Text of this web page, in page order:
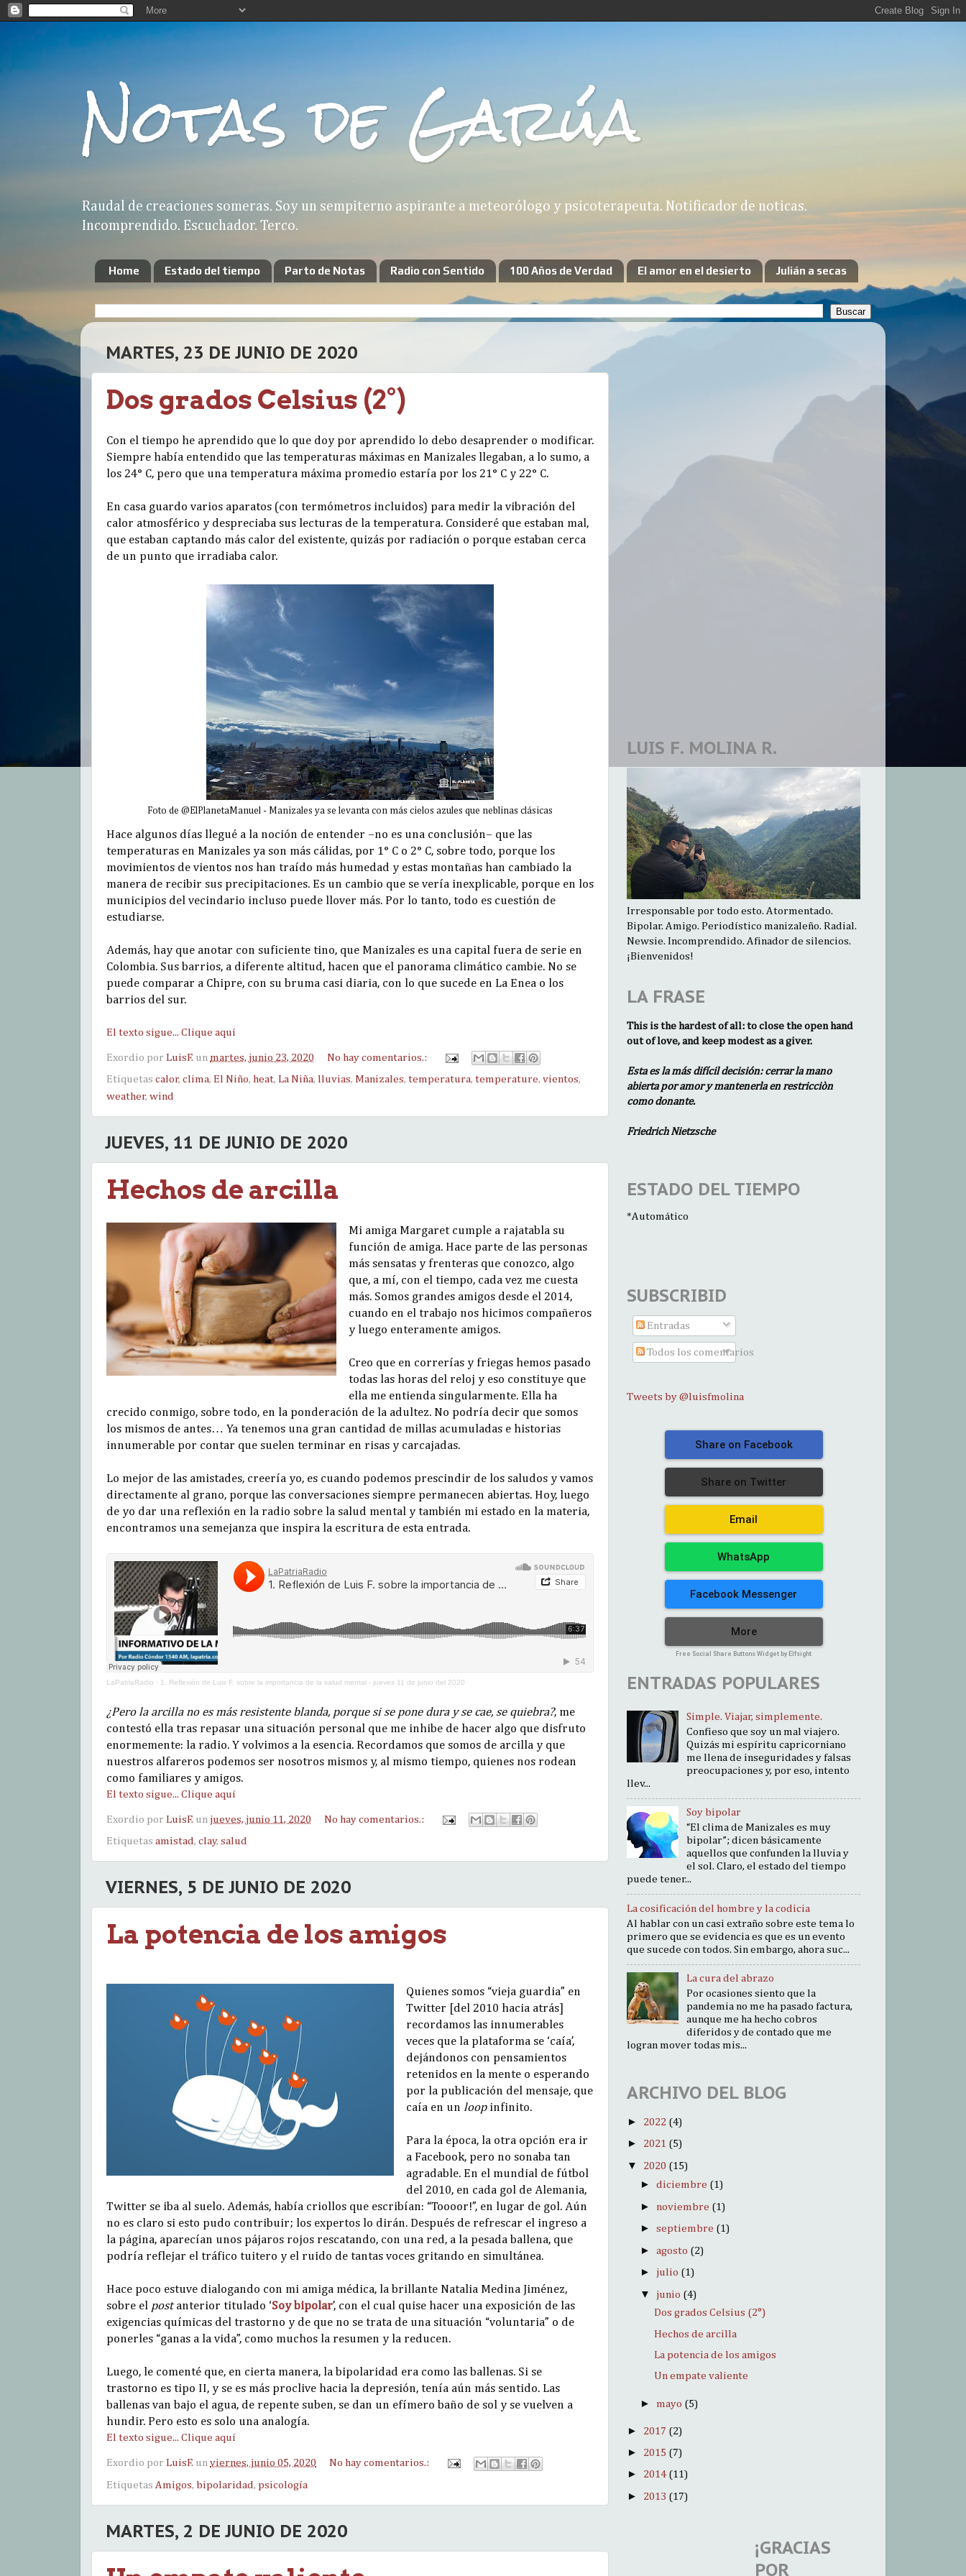
Notas de Garúa
Raudal de creaciones someras. Soy un sempiterno aspirante a meteorólogo y psicoterapeuta. Notificador de noticas.
Incomprendido. Escuchador. Terco.
Home Estado del tiempo Parto de Notas Radio con Sentido 100 Años de Verdad El amor en el desierto Julián a secas
MARTES, 23 DE JUNIO DE 2020
Dos grados Celsius (2°)
Con el tiempo he aprendido que lo que doy por aprendido lo debo desaprender o modificar.
Siempre había entendido que las temperaturas máximas en Manizales llegaban, a lo sumo, a
los 24° C, pero que una temperatura máxima promedio estaría por los 21° C y 22° C.
En casa guardo varios aparatos (con termómetros incluidos) para medir la vibración del
calor atmosférico y despreciaba sus lecturas de la temperatura. Consideré que estaban mal,
que estaban captando más calor del existente, quizás por radiación o porque estaban cerca
de un punto que irradiaba calor.
Foto de @ElPlanetaManuel - Manizales ya se levanta con más cielos azules que neblinas clásicas
Hace algunos días llegué a la noción de entender –no es una conclusión– que las
temperaturas en Manizales ya son más cálidas, por 1° C o 2° C, sobre todo, porque los
movimientos de vientos nos han traído más humedad y estas montañas han cambiado la
manera de recibir sus precipitaciones. Es un cambio que se vería inexplicable, porque en los
municipios del vecindario incluso puede llover más. Por lo tanto, todo es cuestión de
estudiarse.
Además, hay que anotar con suficiente tino, que Manizales es una capital fuera de serie en
Colombia. Sus barrios, a diferente altitud, hacen que el panorama climático cambie. No se
puede comparar a Chipre, con su bruma casi diaria, con lo que sucede en La Enea o los
barrios del sur.
El texto sigue... Clique aquí
Exordio por LuisF. un martes, junio 23, 2020 No hay comentarios.:
Etiquetas calor, clima, El Niño, heat, La Niña, lluvias, Manizales, temperatura, temperature, vientos,
weather, wind
JUEVES, 11 DE JUNIO DE 2020
Hechos de arcilla
Mi amiga Margaret cumple a rajatabla su
función de amiga. Hace parte de las personas
más sensatas y frenteras que conozco, algo
que, a mí, con el tiempo, cada vez me cuesta
más. Somos grandes amigos desde el 2014,
cuando en el trabajo nos hicimos compañeros
y luego enteramente amigos.
Creo que en correrías y friegas hemos pasado
todas las horas del reloj y eso constituye que
ella me entienda singularmente. Ella ha
crecido conmigo, sobre todo, en la ponderación de la adultez. No podría decir que somos
los mismos de antes… Ya tenemos una gran cantidad de millas acumuladas e historias
innumerable por contar que suelen terminar en risas y carcajadas.
Lo mejor de las amistades, creería yo, es cuando podemos prescindir de los saludos y vamos
directamente al grano, porque las conversaciones siempre permanecen abiertas. Hoy, luego
de yo dar una reflexión en la radio sobre la salud mental y también mi estado en la materia,
encontramos una semejanza que inspira la escritura de esta entrada.
LaPatriaRadio · 1. Reflexión de Luis F. sobre la importancia de la salud mental - jueves 11 de junio del 2020
¿Pero la arcilla no es más resistente blanda, porque si se pone dura y se cae, se quiebra?, me
contestó ella tras repasar una situación personal que me inhibe de hacer algo que disfruto
enormemente: la radio. Y volvimos a la esencia. Recordamos que somos de arcilla y que
nuestros alfareros podemos ser nosotros mismos y, al mismo tiempo, quienes nos rodean
como familiares y amigos.
El texto sigue... Clique aquí
Exordio por LuisF. un jueves, junio 11, 2020 No hay comentarios.:
Etiquetas amistad, clay, salud
VIERNES, 5 DE JUNIO DE 2020
La potencia de los amigos
Quienes somos “vieja guardia” en
Twitter [del 2010 hacia atrás]
recordamos las innumerables
veces que la plataforma se ‘caía’,
dejándonos con pensamientos
retenidos en la mente o esperando
por la publicación del mensaje, que
caía en un loopinfinito.
Para la época, la otra opción era ir
a Facebook, pero no sonaba tan
agradable. En el mundial de fútbol
del 2010, en cada gol de Alemania,
Twitter se iba al suelo. Además, había criollos que escribían: “Toooor!”, en lugar de gol. Aún
no es claro si esto pudo contribuir; los expertos lo dirán. Después de refrescar el ingreso a
la página, aparecían unos pájaros rojos rescatando, con una red, a la pesada ballena, que
podría reflejar el tráfico tuitero y el ruido de tantas voces gritando en simultánea.
Hace poco estuve dialogando con mi amiga médica, la brillante Natalia Medina Jiménez,
sobre el postanterior titulado ‘Soy bipolar’, con el cual quise hacer una exposición de las
exigencias químicas del trastorno y de que no se trata de una situación “voluntaria” o de
ponerles “ganas a la vida”, como muchos la resumen y la reducen.
Luego, le comenté que, en cierta manera, la bipolaridad era como las ballenas. Si se
trastorno es tipo II, y se es más proclive hacia la depresión, tenía aún más sentido. Las
ballenas van bajo el agua, de repente suben, se dan un efímero baño de sol y se vuelven a
hundir. Pero esto es solo una analogía.
El texto sigue... Clique aquí
Exordio por LuisF. un viernes, junio 05, 2020 No hay comentarios.:
Etiquetas Amigos, bipolaridad, psicología
MARTES, 2 DE JUNIO DE 2020
LUIS F. MOLINA R.
Irresponsable por todo esto. Atormentado.
Bipolar. Amigo. Periodístico manizaleño. Radial.
Newsie. Incomprendido. Afinador de silencios.
¡Bienvenidos!
LA FRASE
This is the hardest of all: to close the open hand
out of love, and keep modest as a giver.
Esta es la más difícil decisión: cerrar la mano
abierta por amor y mantenerla en restricciòn
como donante.
Friedrich Nietzsche
ESTADO DEL TIEMPO
*Automático
SUBSCRIBID
Entradas
Todos los comentarios
Tweets by @luisfmolina
Share on Facebook
Share on Twitter
Email
WhatsApp
Facebook Messenger
More
Free Social Share Buttons Widget by Elfsight
ENTRADAS POPULARES
Simple. Viajar, simplemente.
Confieso que soy un mal viajero.
Quizás mi espíritu capricorniano
me llena de inseguridades y falsas
preocupaciones y, por eso, intento
llev...
Soy bipolar
“El clima de Manizales es muy
bipolar”; dicen básicamente
aquellos que confunden la lluvia y
el sol. Claro, el estado del tiempo
puede tener...
La cosificación del hombre y la codicia
Al hablar con un casi extraño sobre este tema lo
primero que se evidencia es que es un evento
que sucede con todos. Sin embargo, ahora suc...
La cura del abrazo
Por ocasiones siento que la
pandemia no me ha pasado factura,
aunque me ha hecho cobros
diferidos y de contado que me
logran mover todas mis...
ARCHIVO DEL BLOG
► 2022 (4)
► 2021 (5)
▼ 2020 (15)
►diciembre (1)
► noviembre (1)
►septiembre (1)
►agosto (2)
► julio (1)
▼ junio (4)
Dos grados Celsius (2°)
Hechos de arcilla
La potencia de los amigos
Un empate valiente
► mayo (5)
► 2017 (2)
► 2015 (7)
► 2014 (11)
► 2013 (17)
¡GRACIAS
POR